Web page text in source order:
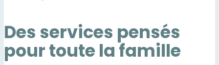
Des services pensés
pour toute la famille